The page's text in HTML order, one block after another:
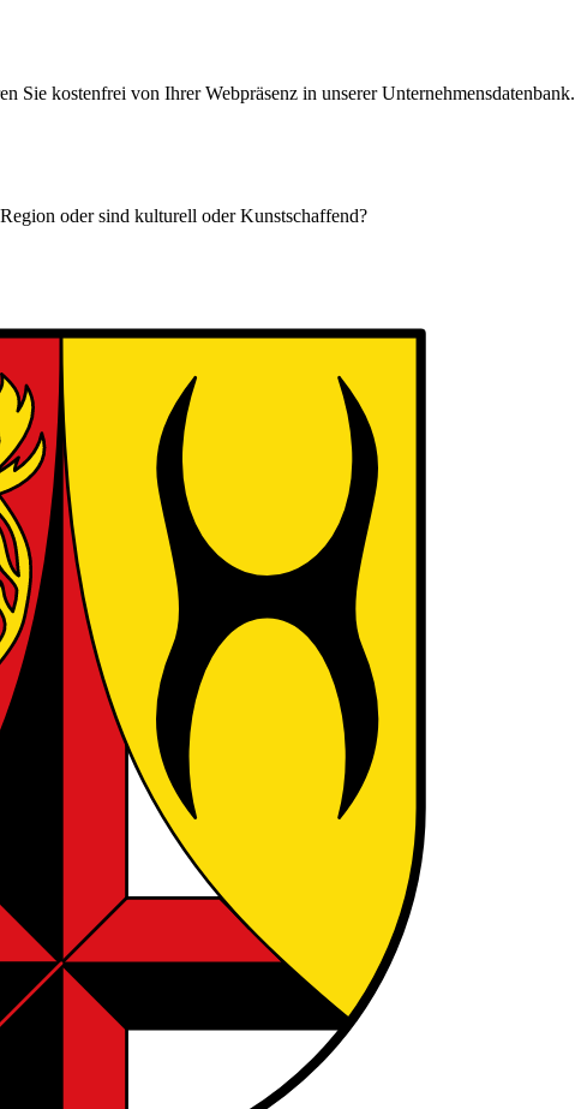
Sie kostenfrei von Ihrer Webpräsenz in unserer Unternehmensdatenbank.
oder sind kulturell oder Kunstschaffend?